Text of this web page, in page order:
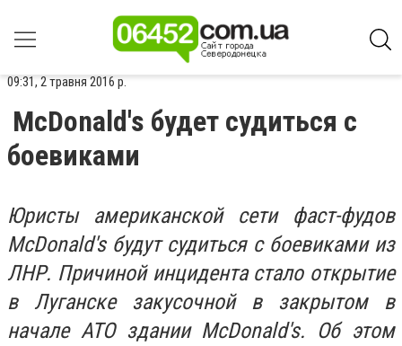
09:31, 2 травня 2016 р.
McDonald's будет судиться с
боевиками
Юристы американской сети фаст-фудов
McDonald's будут судиться с боевиками из
ЛНР. Причиной инцидента стало открытие
в Луганске закусочной в закрытом в
начале АТО здании McDonald's. Об этом